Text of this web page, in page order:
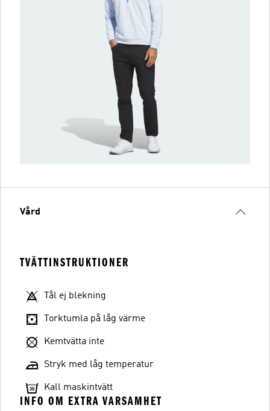
Vård
TVÄTTINSTRUKTIONER
Tål ej blekning
Torktumla på låg värme
Kemtvätta inte
Stryk med låg temperatur
Kall maskintvätt
INFO OM EXTRA VARSAMHET